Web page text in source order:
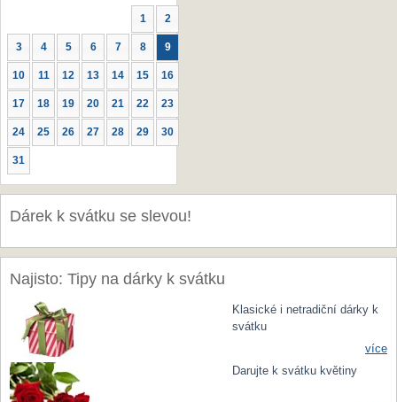
1 2
3 4 5 6 7 8 9
10 11 12 13 14 15 16
17 18 19 20 21 22 23
24 25 26 27 28 29 30
31
Dárek k svátku se slevou!
Najisto: Tipy na dárky k svátku
Klasické i netradiční dárky k
svátku
více
Darujte k svátku květiny